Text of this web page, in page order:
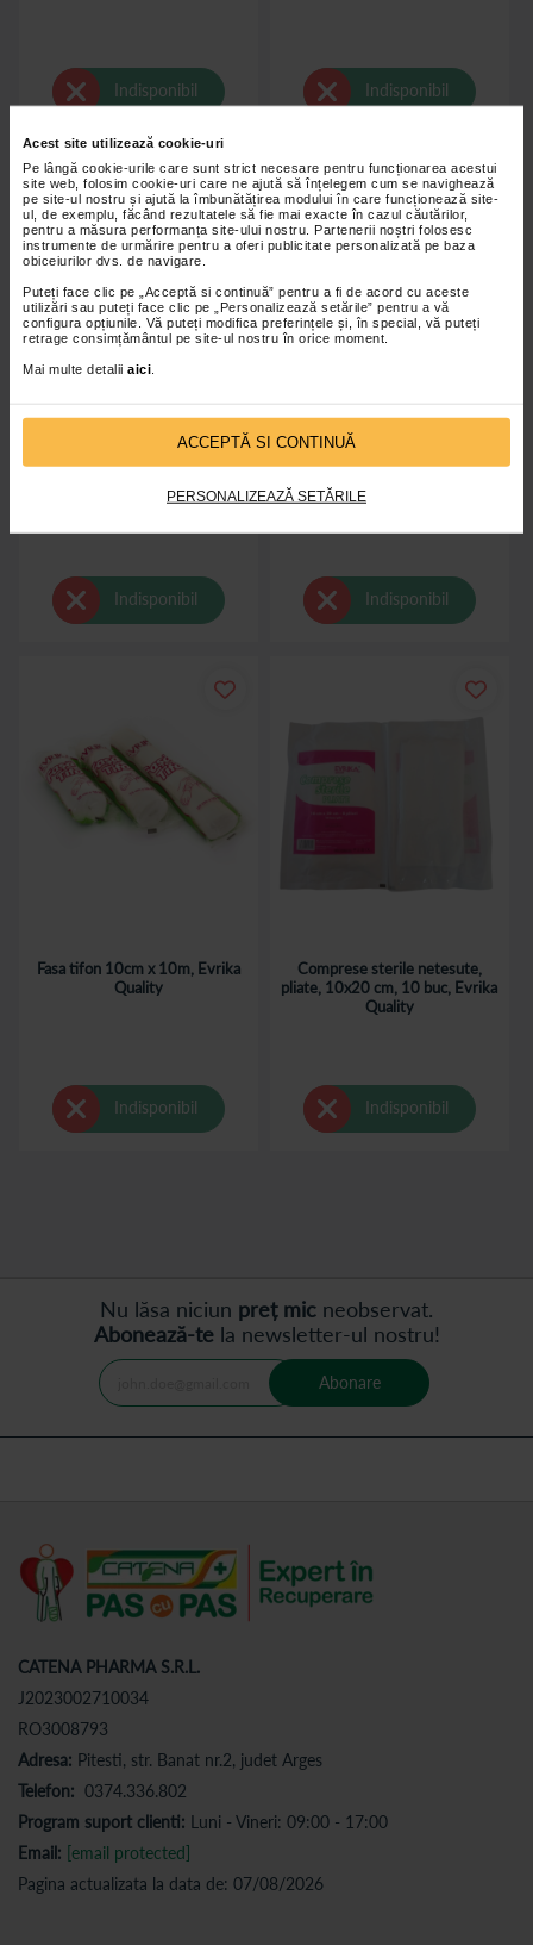
Acest site utilizează cookie-uri
Pe lângă cookie-urile care sunt strict necesare pentru funcționarea acestui
site web, folosim cookie-uri care ne ajută să înțelegem cum se navighează
pe site-ul nostru și ajută la îmbunătățirea modului în care funcționează site-
ul, de exemplu, făcând rezultatele să fie mai exacte în cazul căutărilor,
pentru a măsura performanța site-ului nostru. Partenerii noștri folosesc
instrumente de urmărire pentru a oferi publicitate personalizată pe baza
obiceiurilor dvs. de navigare.
Puteți face clic pe „Acceptă si continuă” pentru a fi de acord cu aceste
utilizări sau puteți face clic pe „Personalizează setările” pentru a vă
configura opțiunile. Vă puteți modifica preferințele și, în special, vă puteți
retrage consimțământul pe site-ul nostru în orice moment.
Mai multe detalii aici
ACCEPTĂ SI CONTINUĂ
PERSONALIZEAZĂ SETĂRILE
Indisponibil Indisponibil
Indisponibil Indisponibil
Fasa tifon 10cm x 10m, Evrika
Quality
Indisponibil
Comprese sterile netesute,
pliate, 10x20 cm, 10 buc, Evrika
Quality
Indisponibil
Nu lăsa niciun preț mic neobservat.
Abonează-tela newsletter-ul nostru!
Abonare
CATENA PHARMA S.R.L.
J2023002710034
RO3008793
Adresa: Pitesti, str. Banat nr.2, judet Arges
Telefon: 0374.336.802
Program suport clienti: Luni - Vineri: 09:00 - 17:00
Email: [email protected]
Pagina actualizata la data de: 07/08/2026